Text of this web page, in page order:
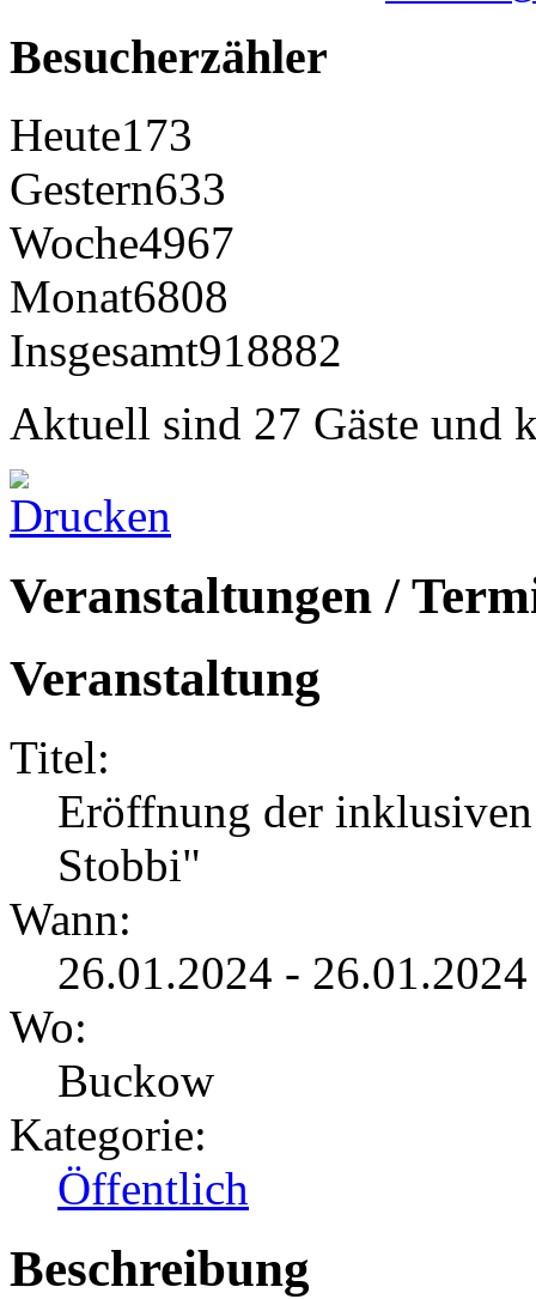
Besucherzähler
Heute173
Gestern633
Woche4967
Monat6808
Insgesamt918882
Aktuell sind 27 Gäste und
Veranstaltungen /
Veranstaltung
Titel:
Eröffnung der
Stobbi"
Wann:
26.01.2024 -
Wo:
Buckow
Kategorie:
Öffentlich
Beschreibung